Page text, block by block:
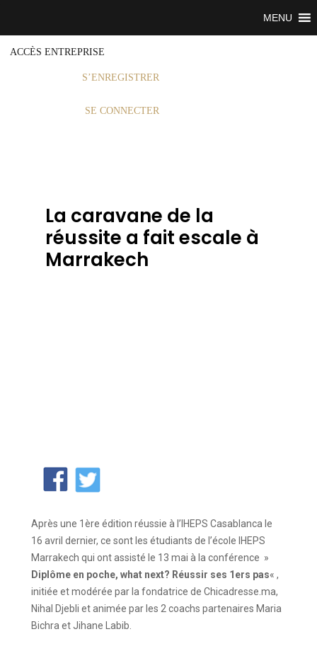
ACCÈS ENTREPRISE
S’ENREGISTRER
SE CONNECTER
MENU
La caravane de la
réussite a fait escale à
Marrakech
Après une 1ère édition réussie à l’IHEPS Casablanca le
16 avril dernier, ce sont les étudiants de l’école IHEPS
Marrakech qui ont assisté le 13 mai à la conférence »
Diplôme en poche, what next? Réussir ses 1ers pas« ,
initiée et modérée par la fondatrice de Chicadresse.ma,
Nihal Djebli et animée par les 2 coachs partenaires Maria
Bichra et Jihane Labib.